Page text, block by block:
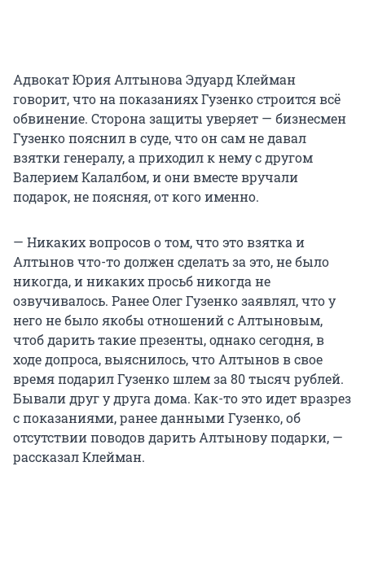
Адвокат Юрия Алтынова Эдуард Клейман
говорит, что на показаниях Гузенко строится всё
обвинение. Сторона защиты уверяет — бизнесмен
Гузенко пояснил в суде, что он сам не давал
взятки генералу, а приходил к нему с другом
Валерием Калалбом, и они вместе вручали
подарок, не поясняя, от кого именно.
— Никаких вопросов о том, что это взятка и
Алтынов что-то должен сделать за это, не было
никогда, и никаких просьб никогда не
озвучивалось. Ранее Олег Гузенко заявлял, что у
него не было якобы отношений с Алтыновым,
чтоб дарить такие презенты, однако сегодня, в
ходе допроса, выяснилось, что Алтынов в свое
время подарил Гузенко шлем за 80 тысяч рублей.
Бывали друг у друга дома. Как-то это идет вразрез
с показаниями, ранее данными Гузенко, об
отсутствии поводов дарить Алтынову подарки, —
рассказал Клейман.